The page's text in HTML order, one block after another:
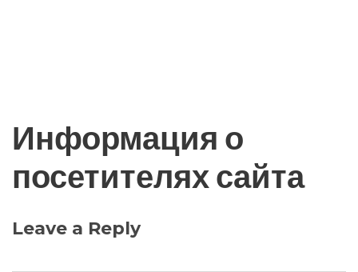
Информация о
посетителях сайта
Leave a Reply